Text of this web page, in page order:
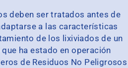
deben ser tratados antes de
a las características
de los lixiviados de un
ha estado en operación
de Residuos No Peligrosos